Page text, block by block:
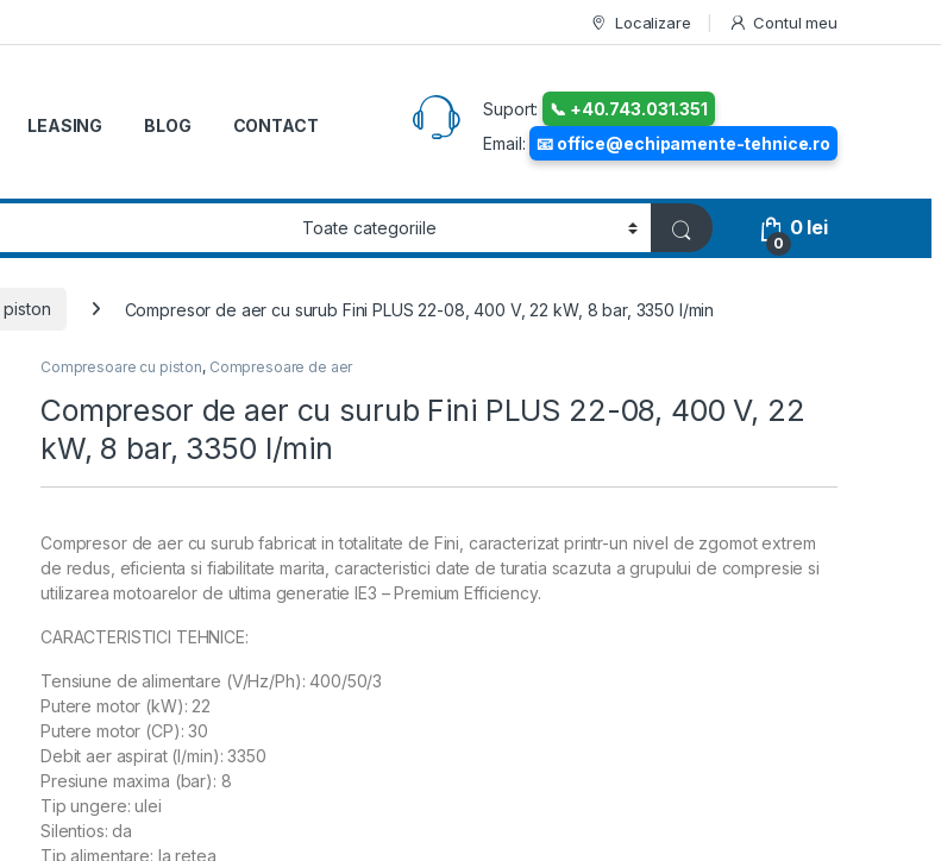
Localizare Contul meu
LEASING BLOG CONTACT
Suport:
📞 +40.743.031.351
Email:
📧 office@echipamente-tehnice.ro
0
0 lei
Compresor de aer cu surub Fini PLUS 22-08, 400 V, 22 kW, 8 bar, 3350 l/min
Compresoare cu piston, Compresoare de aer
Compresor de aer cu surub Fini PLUS 22-08, 400 V, 22
kW, 8 bar, 3350 l/min
Compresor de aer cu surub fabricat in totalitate de Fini, caracterizat printr-un nivel de zgomot extrem
de redus, eficienta si fiabilitate marita, caracteristici date de turatia scazuta a grupului de compresie si
utilizarea motoarelor de ultima generatie IE3 – Premium Efficiency.
CARACTERISTICI TEHNICE:
Tensiune de alimentare (V/Hz/Ph): 400/50/3
Putere motor (kW): 22
Putere motor (CP): 30
Debit aer aspirat (l/min): 3350
Presiune maxima (bar): 8
Tip ungere: ulei
Silentios: da
Tip alimentare: la retea